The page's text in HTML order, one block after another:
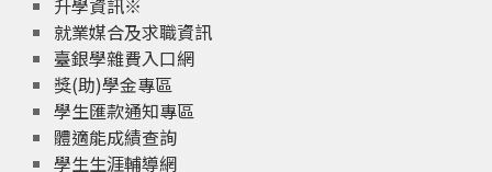
升學資訊※
就業媒合及求職資訊
臺銀學雜費入口網
獎(助)學金專區
學生匯款通知專區
體適能成績查詢
學生生涯輔導網